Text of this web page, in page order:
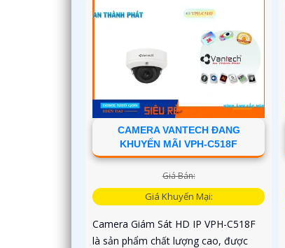
CAMERA VANTECH ĐANG
KHUYẾN MÃI VPH-C518F
Giá Bán:
Giá Khuyến Mại:
Camera Giám Sát HD IP VPH-C518F
là sản phẩm chất lượng cao, được